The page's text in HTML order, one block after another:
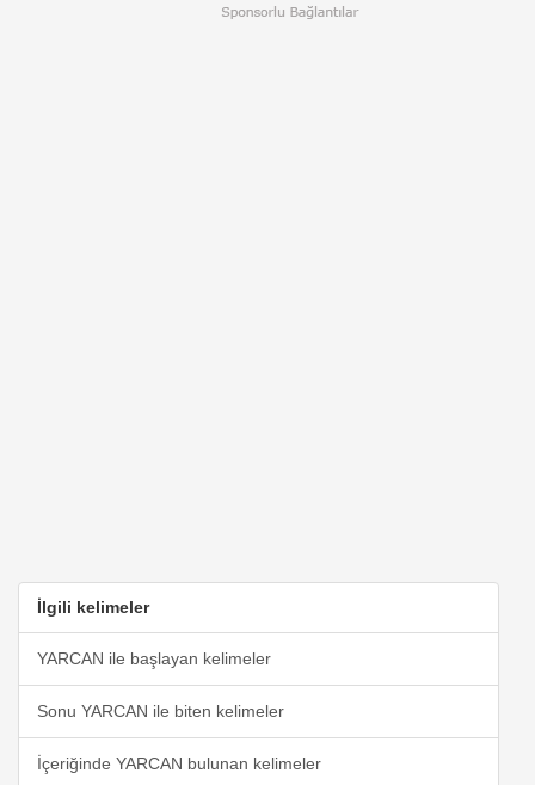
İlgili kelimeler
YARCAN ile başlayan kelimeler
Sonu YARCAN ile biten kelimeler
İçeriğinde YARCAN bulunan kelimeler